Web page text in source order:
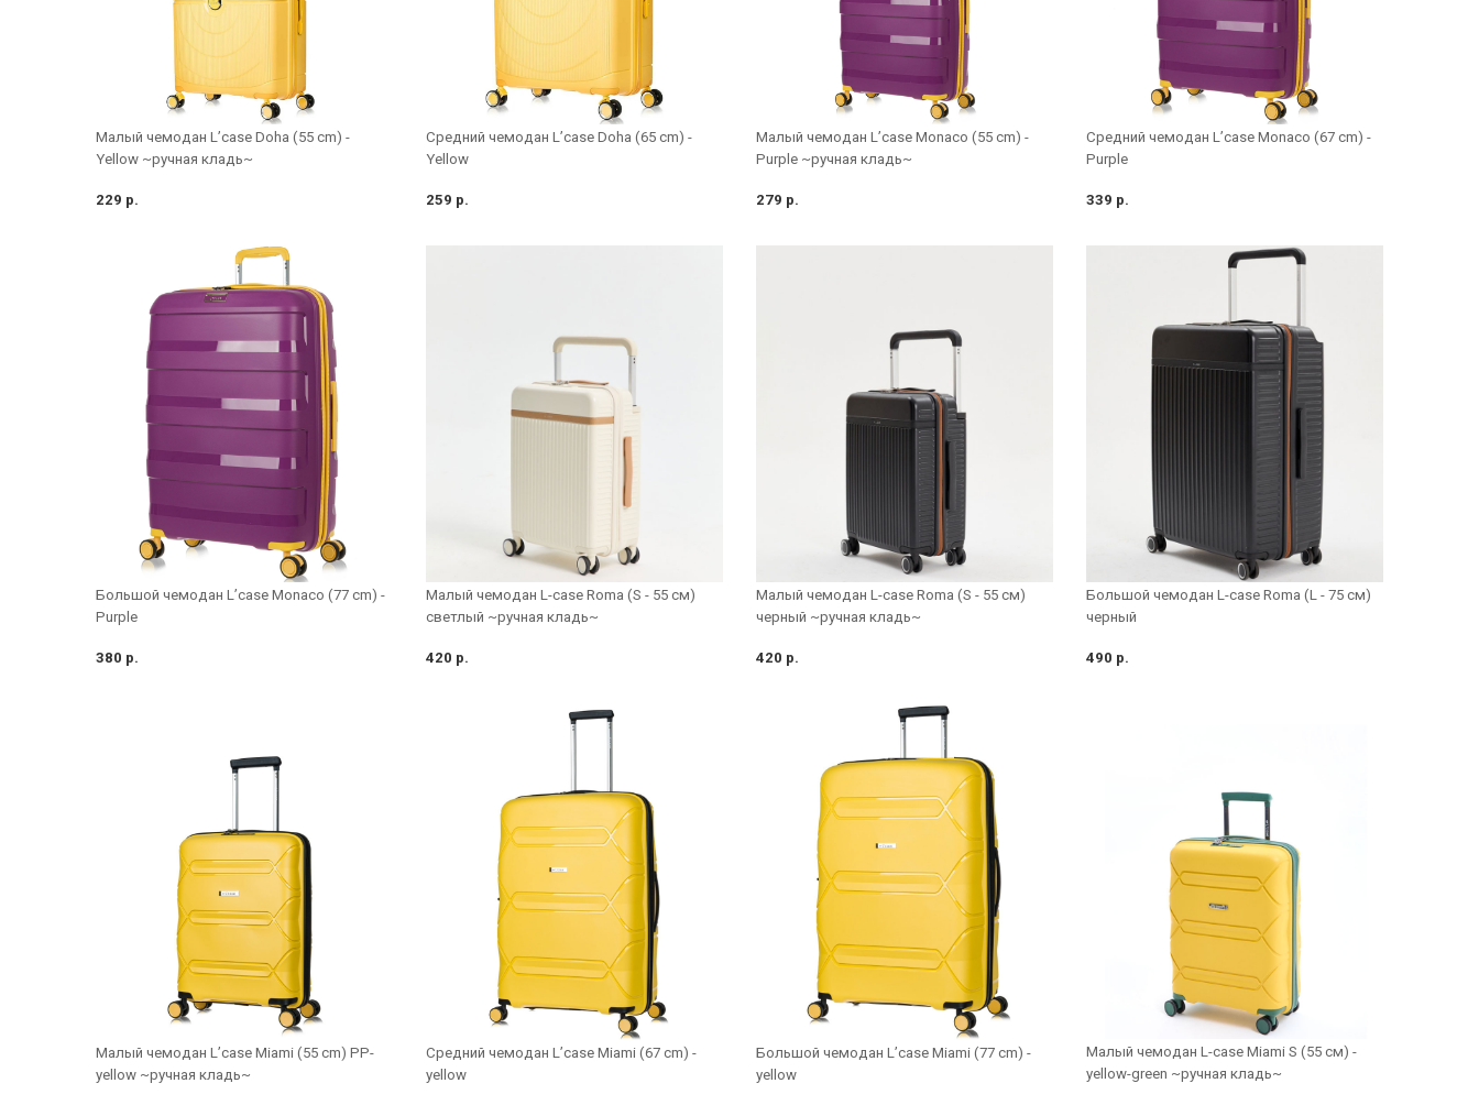
Малый чемодан L’case Doha (55 cm) -
Yellow ~ручная кладь~
229 р.
Средний чемодан L’case Doha (65 cm) -
Yellow
259 р.
Малый чемодан L’case Monaco (55 cm) -
Purple ~ручная кладь~
279 р.
Средний чемодан L’case Monaco (67 cm) -
Purple
339 р.
Большой чемодан L’case Monaco (77 cm) -
Purple
380 р.
Малый чемодан L-case Roma (S - 55 см)
светлый ~ручная кладь~
420 р.
Малый чемодан L-case Roma (S - 55 см)
черный ~ручная кладь~
420 р.
Большой чемодан L-case Roma (L - 75 см)
черный
490 р.
Малый чемодан L’case Miami (55 cm) PP-
yellow ~ручная кладь~
Средний чемодан L’case Miami (67 cm) -
yellow
Большой чемодан L’case Miami (77 cm) -
yellow
Малый чемодан L-case Miami S (55 см) -
yellow-green ~ручная кладь~